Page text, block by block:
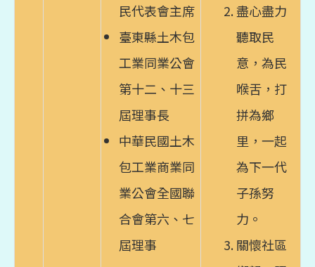
民代表會主席
臺東縣土木包
工業同業公會
第十二、十三
屆理事長
中華民國土木
包工業商業同
業公會全國聯
合會第六、七
屆理事
盡心盡力
聽取民
意，為民
喉舌，打
拼為鄉
里，一起
為下一代
子孫努
力。
關懷社區